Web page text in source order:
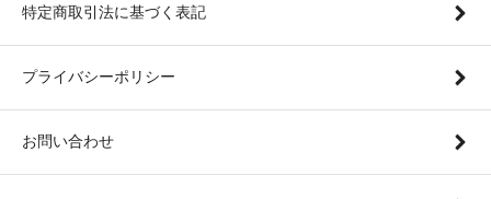
特定商取引法に基づく表記
プライバシーポリシー
お問い合わせ